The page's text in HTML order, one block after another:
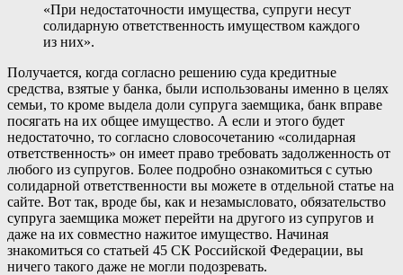
«При недостаточности имущества, супруги несут
солидарную ответственность имуществом каждого
из них».
Получается, когда согласно решению суда кредитные
средства, взятые у банка, были использованы именно в целях
семьи, то кроме выдела доли супруга заемщика, банк вправе
посягать на их общее имущество. А если и этого будет
недостаточно, то согласно словосочетанию «солидарная
ответственность» он имеет право требовать задолженность от
любого из супругов. Более подробно ознакомиться с сутью
солидарной ответственности вы можете в отдельной статье на
сайте. Вот так, вроде бы, как и незамысловато, обязательство
супруга заемщика может перейти на другого из супругов и
даже на их совместно нажитое имущество. Начиная
знакомиться со статьей 45 СК Российской Федерации, вы
ничего такого даже не могли подозревать.